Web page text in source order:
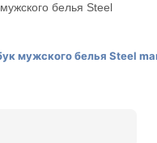
белья Steel